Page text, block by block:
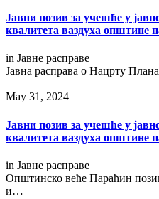
Јавни позив за учешће у
квалитета ваздуха општине
in Јавне расправе
Јавна расправа о Нацрту
May 31, 2024
Јавни позив за учешће у
квалитета ваздуха општине
in Јавне расправе
Општинско веће Параћин
и…